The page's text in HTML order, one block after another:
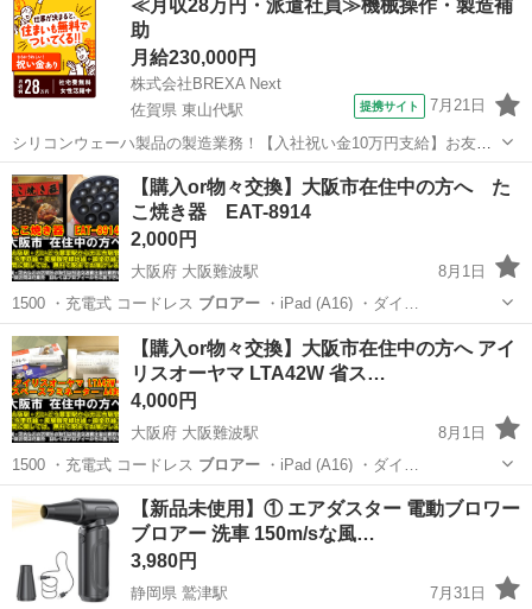
≪月収28万円・派遣社員≫機械操作・製造補
助
月給230,000円
株式会社BREXA Next
佐賀県 東山代駅
提携サイト 7月21日
シリコンウェーハ製品の製造業務！【入社祝い金10万円支給】お友達
やカップルとの応募OK◎年間休日129日＆休出なしでプライベート充
実♪業務はクリーンルームで快適作業◎自社正社員登用制度あり★1食
300円～の格安食堂あり！《佐...
佐賀 伊万里市 東山代駅 その他
【購入or物々交換】大阪市在住中の方へ た
こ焼き器 EAT-8914
2,000円
大阪府 大阪難波駅
8月1日
1500 ・充電式 コードレス ブロアー・iPad (A16) ・ダイ…
大阪 大阪市 大阪難波駅 キッチン家電 たこ焼き
【購入or物々交換】大阪市在住中の方へ アイ
リスオーヤマ LTA42W 省ス…
4,000円
大阪府 大阪難波駅
8月1日
1500 ・充電式 コードレス ブロアー・iPad (A16) ・ダイ…
大阪市 大阪難波駅 家電 Jackery
【新品未使用】① エアダスター 電動ブロワー
ブロアー 洗車 150m/sな風…
3,980円
静岡県 鷲津駅
7月31日